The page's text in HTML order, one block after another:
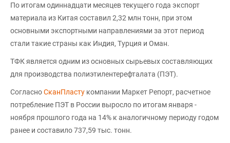
По итогам одиннадцати месяцев текущего года экспорт
материала из Китая составил 2,32 млн тонн, при этом
основными экспортными направлениями за этот период
стали такие страны как Индия, Турция и Оман.
ТФК является одним из основных сырьевых составляющих
для производства полиэтилентерефталата (ПЭТ).
СогласноСканПласту компании Маркет Репорт, расчетное
потребление ПЭТ в России выросло по итогам января -
ноября прошлого года на 14% к аналогичному периоду годом
ранее и составило 737,59 тыс. тонн.